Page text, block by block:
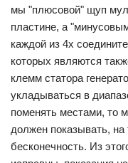
мы "плюсовой" щуп
пластине, а
каждой из 4х
которых являются
клемм статора
укладываться в
поменять местами, то
должен показывать, на
бесконечность. Из